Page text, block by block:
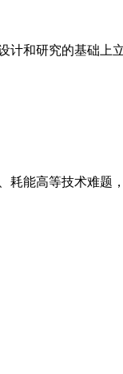
计和研究的基础
耗能高等技术难